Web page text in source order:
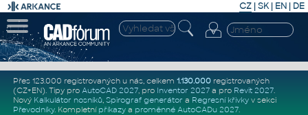
CZ | SK| EN | DE
Přes 123.000 registrovaných u nás, celkem 1.130.000registrovaných
(CZ+EN). Tipy pro AutoCAD 2027, pro Inventor 2027a pro Revit 2027.
Nový Kalkulátor nosníků, Spirograf generátor a Regresní křivkyv sekci
Převodníky. Kompletní příkazya proměnné AutoCADu 2027.